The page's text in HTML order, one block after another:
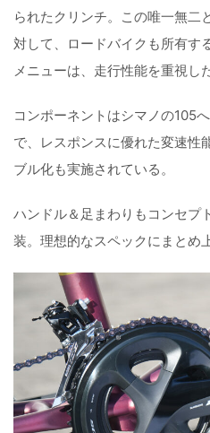
られたクリンチ。この唯一無二
対して、ロードバイクも所有す
メニューは、走行性能を重視し
コンポーネントはシマノの105
で、レスポンスに優れた変速性
ブル化も実施されている。
ハンドル＆足まわりもコンセプ
装。理想的なスペックにまとめ